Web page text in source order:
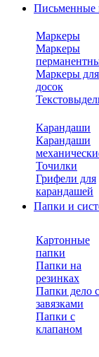
Письменные
Маркеры
Маркеры
Маркеры для
досок
Карандаши
Карандаши
Точилки
Грифели для
карандашей
Папки и
Картонные
папки
Папки на
резинках
Папки дело с
завязками
Папки с
клапаном